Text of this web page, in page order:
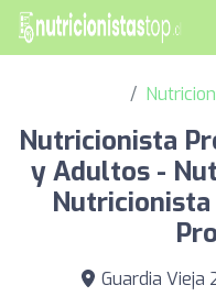
Nutricionista
y Adultos -
Guardia Vieja